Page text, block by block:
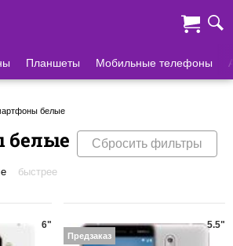
Планшеты Мобильные телефоны
белые
белые Сбросить фильтры
быстрее
6" 5.5"
Предзаказ